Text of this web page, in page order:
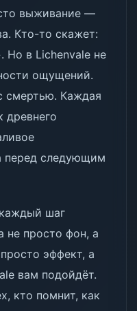
выживание —
Кто-то скажет:
Но в Lichenvale не
ощущений.
смертью. Каждая
древнего
перед следующим
шаг
не просто фон, а
эффект, а
вам подойдёт.
кто помнит, как